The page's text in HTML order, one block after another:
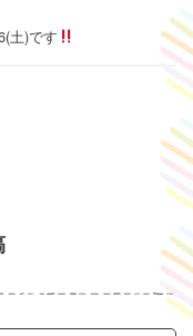
土)です